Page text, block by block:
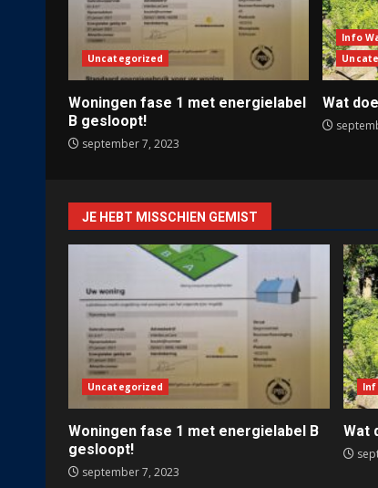
Uncategorized
Woningen fase 1 met energielabel
B gesloopt!
september 7, 2023
Info
Wat
JE HEBT MISSCHIEN GEMIST
Uncategorized
Woningen fase 1 met energielabel B
gesloopt!
september 7, 2023
Wat